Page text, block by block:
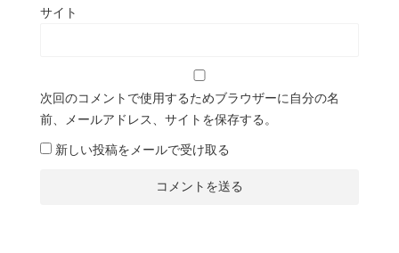
サイト
次回のコメントで使用するためブラウザーに自分の名
前、メールアドレス、サイトを保存する。
新しい投稿をメールで受け取る